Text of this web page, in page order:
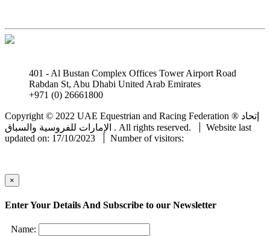
401 - Al Bustan Complex Offices Tower Airport Road
Rabdan St, Abu Dhabi United Arab Emirates
+971 (0) 26661800
Copyright © 2022 UAE Equestrian and Racing Federation ® إتحاد
الإمارات للفروسية والسباق . All rights reserved.
Website last
updated on: 17/10/2023
Number of visitors:
×
Enter Your Details And Subscribe to our Newsletter
Name: